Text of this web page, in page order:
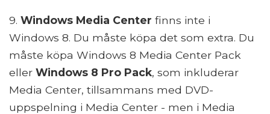
9. Windows Media Center finns inte i
Windows 8. Du måste köpa det som extra. Du
måste köpa Windows 8 Media Center Pack
eller Windows 8 Pro Pack, som inkluderar
Media Center, tillsammans med DVD-
uppspelning i Media Center - men i Media